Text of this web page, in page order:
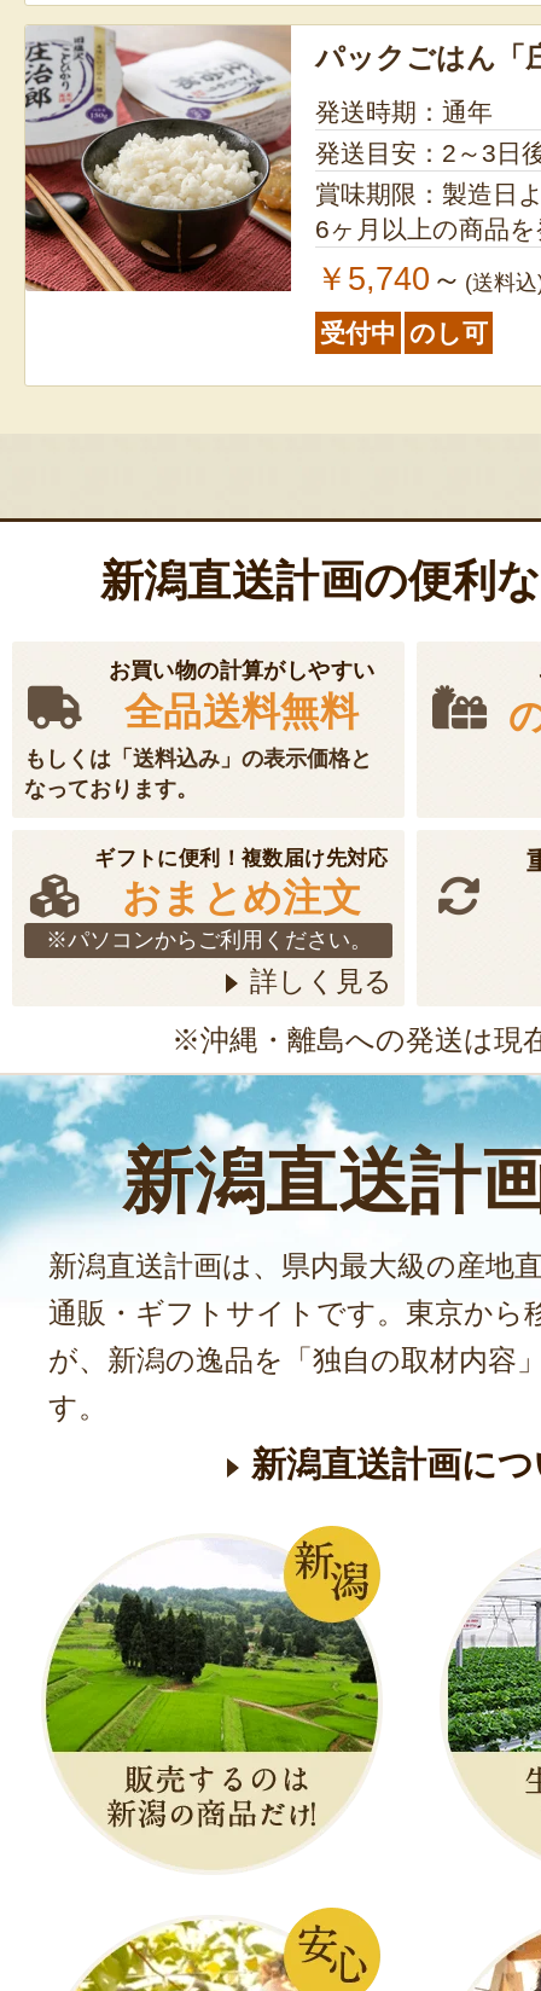
パックごはん「
発送時期：通年
発送目安：2～3日
賞味期限：製造日より1年 ※
6ヶ月以上の商品
￥5,740 ～ (送料
受付中 のし可
新潟直送計画の便利
お買い物の計算がしやすい
全品送料無料
もしくは「送料込み」の表示価格と
なっております。
ギフトに便利！複数届け先対応
おまとめ注文
※パソコンからご利用ください。
詳しく見る
※沖縄・離島への発送は現
新潟直送計
新潟直送計画は、県内最大級の産地
通販・ギフトサイトです。東京から
が、新潟の逸品を「独自の取材内容
す。
新潟直送計画に